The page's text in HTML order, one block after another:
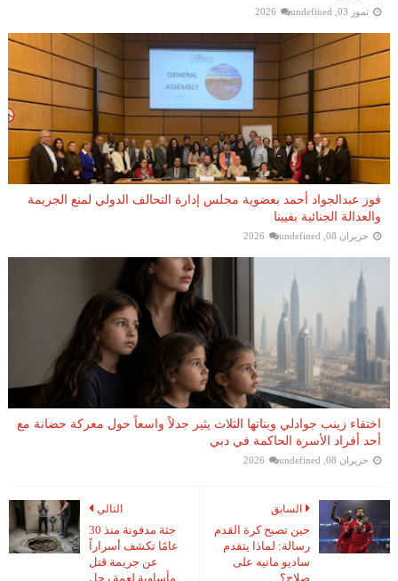
تموز 03, 2026 undefined
فوز عبدالجواد أحمد بعضوية مجلس إدارة التحالف الدولي لمنع الجريمة
والعدالة الجنائية بفيينا
حزيران 08, 2026 undefined
اختفاء زينب جوادلي وبناتها الثلاث يثير جدلاً واسعاً حول معركة حضانة مع
أحد أفراد الأسرة الحاكمة في دبي
حزيران 08, 2026 undefined
التالي
جثة مدفونة منذ 30
عامًا تكشف أسراراً
عن جريمة قتل
مأساوية لعمة رجل
السابق
حين تصبح كرة القدم
رسالة: لماذا يتقدم
ساديو مانيه على
صلاح؟